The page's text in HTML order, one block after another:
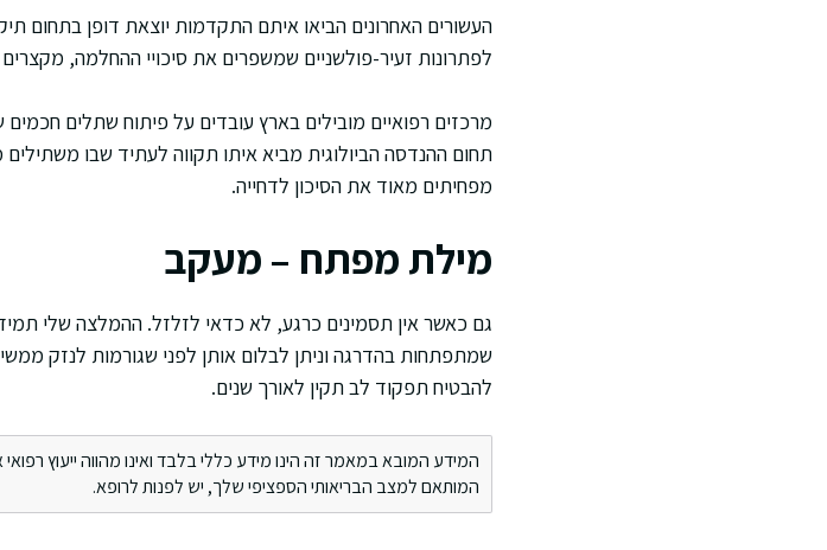
העשורים האחרונים הביאו איתם התקדמות יוצאת דופן בתחום
לפתרונות זעיר-פולשניים שמשפרים את סיכויי ההחלמה,
מרכזים רפואיים מובילים בארץ עובדים על פיתוח שתלים
תחום ההנדסה הביולוגית מביא איתו תקווה לעתיד שבו
מפחיתים מאוד את הסיכון לדחייה.
מילת מפתח – מעקב
גם כאשר אין תסמינים כרגע, לא כדאי לזלזל. ההמלצה שלי
שמתפתחות בהדרגה וניתן לבלום אותן לפני שגורמות לנזק
להבטיח תפקוד לב תקין לאורך שנים.
המידע המובא במאמר זה הינו מידע כללי בלבד ואינו מהווה ייעוץ רפואי
המותאם למצב הבריאותי הספציפי שלך, יש לפנות לרופא.